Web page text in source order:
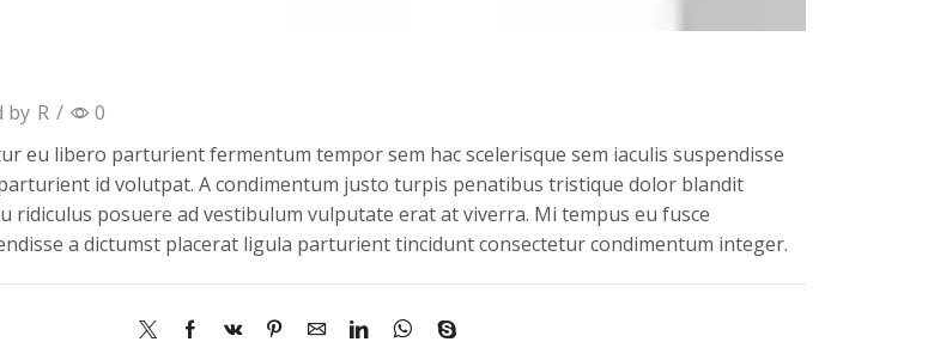
by R /
0
eu libero parturient fermentum tempor sem hac scelerisque sem iaculis suspendisse
id volutpat. A condimentum justo turpis penatibus tristique dolor blandit
ridiculus posuere ad vestibulum vulputate erat at viverra. Mi tempus eu fusce
a dictumst placerat ligula parturient tincidunt consectetur condimentum integer.